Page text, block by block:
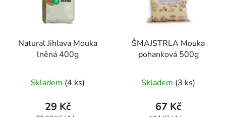
Natural Jihlava Mouka
lněná 400g
Skladem (4 ks)
29 Kč
ŠMAJSTRLA Mouka
pohanková 500g
Skladem (3 ks)
67 Kč